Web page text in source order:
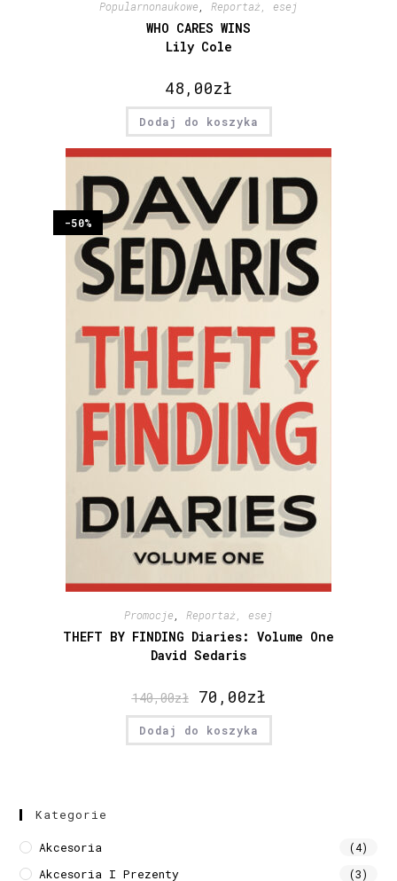
Popularnonaukowe, Reportaż, esej
WHO CARES WINS
Lily Cole
48,00zł
Dodaj do koszyka
-50%
Promocje Reportaż, esej
THEFT BY FINDING Diaries: Volume One
David Sedaris
140,00zł 70,00zł
Dodaj do koszyka
Kategorie
Akcesoria (4)
Akcesoria I Prezenty (3)